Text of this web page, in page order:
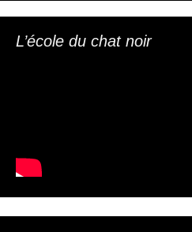
L’école du chat noir